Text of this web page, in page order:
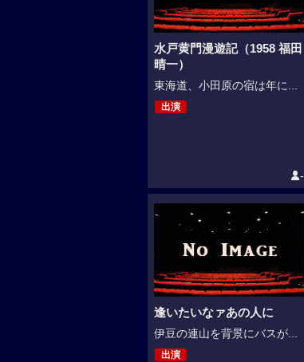
水戸黄門漫遊記（1958 福田
晴一）
東海道、小田原の宿は年に...
出演
-
逢いたいなァあの人に
伊豆の連山を背景にバスが...
出演